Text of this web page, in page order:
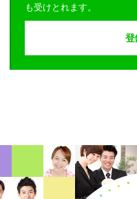
も受けとれます。
登